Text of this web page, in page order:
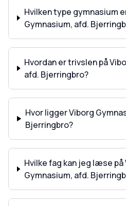
Hvilken type gymnasium
Gymnasium, afd.
Hvordan er trivslen på
afd. Bjerringbro?
Hvor ligger Viborg
Bjerringbro?
Hvilke fag kan jeg læse på
Gymnasium, afd.